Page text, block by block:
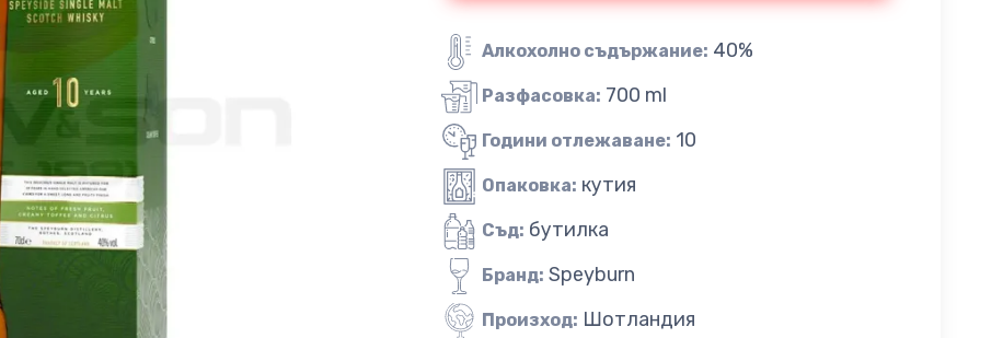
Алкохолно съдържание: 40%
Разфасовка: 700 ml
Години отлежаване: 10
Опаковка: кутия
Съд: бутилка
Бранд: Speyburn
Произход: Шотландия